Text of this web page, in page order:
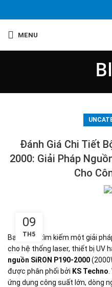
MENU
Đánh Giá Chi Tiết
2000: Giải Pháp
Cho
09
TH5
Bạn đang tìm kiếm một giải
cho hệ thống laser, thiết bị UV
nguồn SiRON P190-2000
được phân phối bởi KS Techno
ứng dụng công suất lớn, dòng